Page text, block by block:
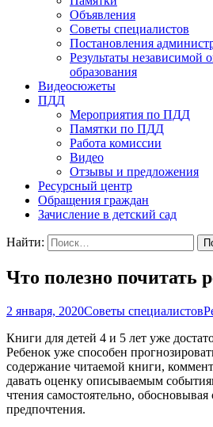
Объявления
Советы специалистов
Постановления
Результаты независимой
образования
Видеосюжеты
ПДД
Мероприятия по ПДД
Памятки по ПДД
Работа комиссии
Видео
Отзывы и предложения
Ресурсный центр
Обращения граждан
Зачисление в детский сад
Найти:
Что полезно почитать
2 января, 2020Советы специалистов
Книги для детей 4 и 5 лет уже
Ребенок уже способен
содержание читаемой книги,
давать оценку описываемым
чтения самостоятельно,
предпочтения.